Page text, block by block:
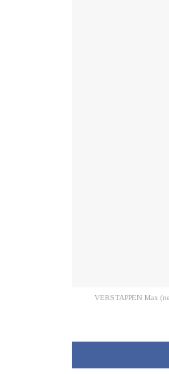
VERSTAPPEN Max